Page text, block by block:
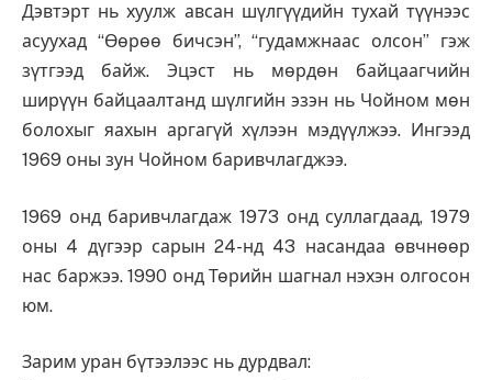
Дэвтэрт нь хуулж авсан шүлгүүдийн тухай түүнээс
асуухад “Өөрөө бичсэн”, “гудамжнаас олсон” гэж
зүтгээд байж. Эцэст нь мөрдөн байцаагчийн
ширүүн байцаалтанд шүлгийн эзэн нь Чойном мөн
болохыг яахын аргагүй хүлээн мэдүүлжээ. Ингээд
1969 оны зун Чойном баривчлагджээ.
1969 онд баривчлагдаж 1973 онд суллагдаад, 1979
оны 4 дүгээр сарын 24-нд 43 насандаа өвчнөөр
нас баржээ. 1990 онд Төрийн шагнал нэхэн олгосон
юм.
Зарим уран бүтээлээс нь дурдвал: